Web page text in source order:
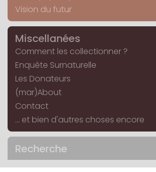
Vision du futur
Miscellanées
Comment les collectionner ?
Enquête Surnaturelle
Les Donateurs
(mar)About
Contact
... et bien d'autres choses encore
Recherche